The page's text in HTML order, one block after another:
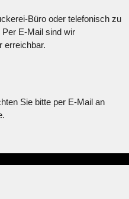
Büro oder telefonisch zu
E-Mail sind wir
erreichbar.
Sie bitte per E-Mail an